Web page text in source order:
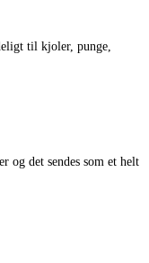
til kjoler, punge,
og det sendes som et helt